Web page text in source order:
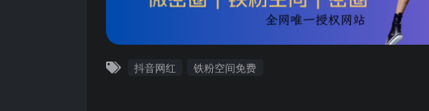
抖音网红 铁粉空间免费